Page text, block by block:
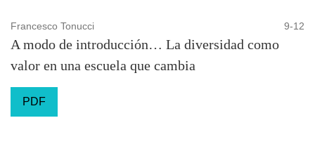
Francesco Tonucci 9-12
A modo de introducción… La diversidad como
valor en una escuela que cambia
PDF